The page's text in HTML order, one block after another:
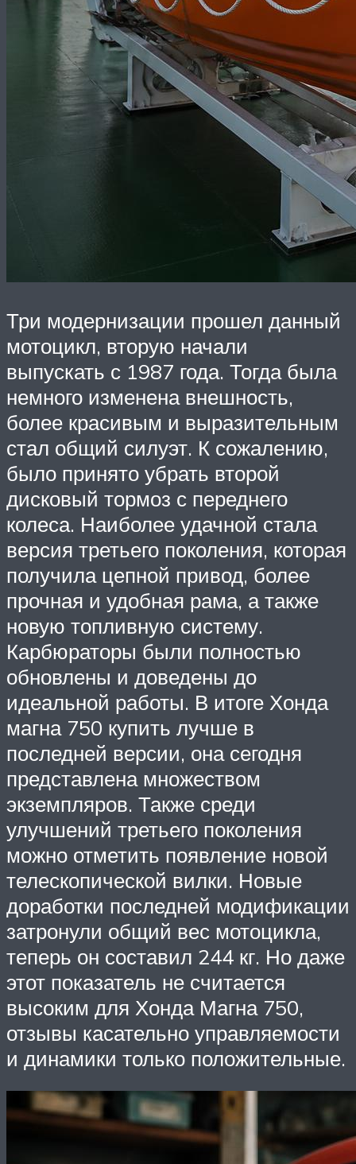
Три модернизации прошел данный
мотоцикл, вторую начали
выпускать с 1987 года. Тогда была
немного изменена внешность,
более красивым и выразительным
стал общий силуэт. К сожалению,
было принято убрать второй
дисковый тормоз с переднего
колеса. Наиболее удачной стала
версия третьего поколения, которая
получила цепной привод, более
прочная и удобная рама, а также
новую топливную систему.
Карбюраторы были полностью
обновлены и доведены до
идеальной работы. В итоге Хонда
магна 750 купить лучше в
последней версии, она сегодня
представлена множеством
экземпляров. Также среди
улучшений третьего поколения
можно отметить появление новой
телескопической вилки. Новые
доработки последней модификации
затронули общий вес мотоцикла,
теперь он составил 244 кг. Но даже
этот показатель не считается
высоким для Хонда Магна 750,
отзывы касательно управляемости
и динамики только положительные.